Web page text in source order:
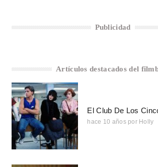
Publicidad
Artículos destacados del
El Club De Los
hace 10 años por Holly